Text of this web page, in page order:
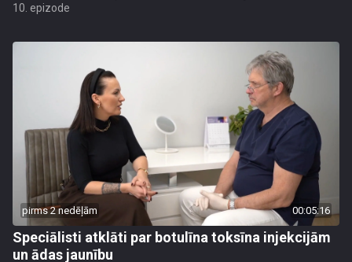
10. epizode
pirms 2 nedēļām 00:05:16
Speciālisti atklāti par botulīna toksīna injekcijām
un ādas jaunību